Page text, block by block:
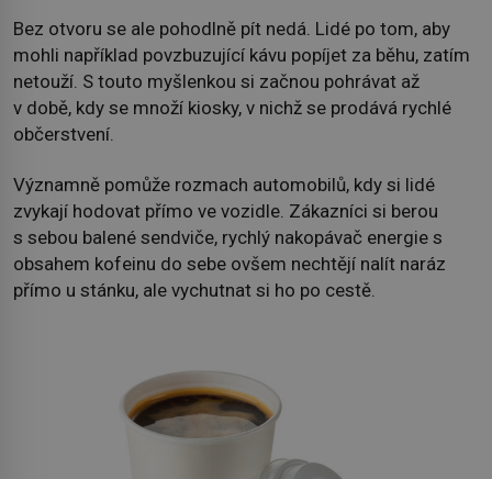
Bez otvoru se ale pohodlně pít nedá. Lidé po tom, aby
mohli například povzbuzující kávu popíjet za běhu, zatím
netouží. S touto myšlenkou si začnou pohrávat až
v době, kdy se množí kiosky, v nichž se prodává rychlé
občerstvení.
Významně pomůže rozmach automobilů, kdy si lidé
zvykají hodovat přímo ve vozidle. Zákazníci si berou
s sebou balené sendviče, rychlý nakopávač energie s
obsahem kofeinu do sebe ovšem nechtějí nalít naráz
přímo u stánku, ale vychutnat si ho po cestě.